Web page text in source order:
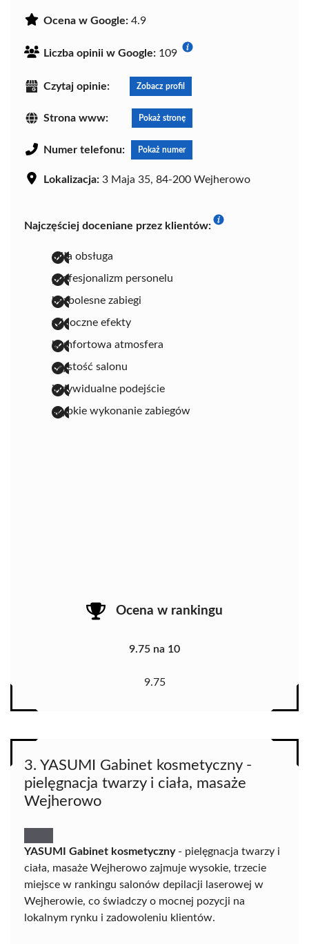
Ocena w Google: 4.9
Liczba opinii w Google: 109
Czytaj opinie: Zobacz profil
Strona www: Pokaż stronę
Numer telefonu: Pokaż numer
Lokalizacja: 3 Maja 35, 84-200 Wejherowo
Najczęściej doceniane przez klientów:
miła obsługa
profesjonalizm personelu
bezbolesne zabiegi
widoczne efekty
komfortowa atmosfera
czystość salonu
indywidualne podejście
szybkie wykonanie zabiegów
Ocena w rankingu
9.75 na 10
9.75
3. YASUMI Gabinet kosmetyczny -
pielęgnacja twarzy i ciała, masaże
Wejherowo
YASUMI Gabinet kosmetyczny- pielęgnacja twarzy i
ciała, masaże Wejherowo zajmuje wysokie, trzecie
miejsce w rankingu salonów depilacji laserowej w
Wejherowie, co świadczy o mocnej pozycji na
lokalnym rynku i zadowoleniu klientów.